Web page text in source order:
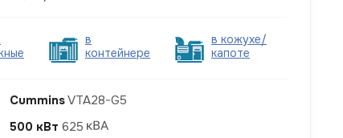
в
контейнере
в кожухе/
капоте
CumminsVTA28-G5
500 кВт 625